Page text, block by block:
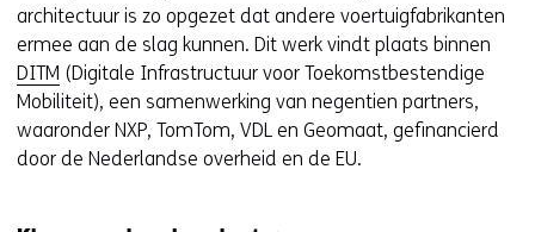
architectuur is zo opgezet dat andere voertuigfabrikanten
ermee aan de slag kunnen. Dit werk vindt plaats binnen
DITM (Digitale Infrastructuur voor Toekomstbestendige
Mobiliteit), een samenwerking van negentien partners,
waaronder NXP, TomTom, VDL en Geomaat, gefinancierd
door de Nederlandse overheid en de EU.